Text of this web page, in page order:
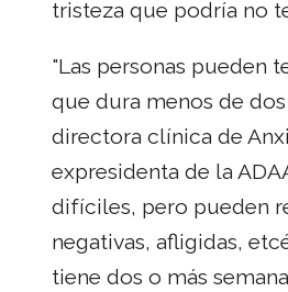
tristeza que podría no
"Las personas pueden
que dura menos de
directora clínica de
expresidenta de la
difíciles, pero pueden
negativas, afligidas,
tiene dos o más